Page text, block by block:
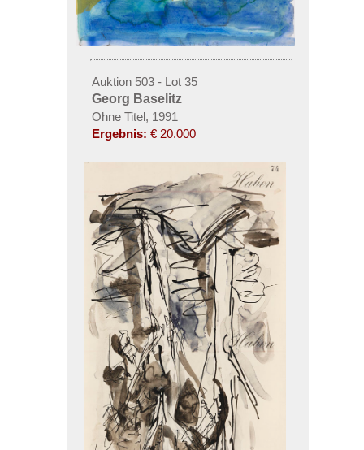
Auktion 503 - Lot 35
Georg Baselitz
Ohne Titel, 1991
Ergebnis: € 20.000